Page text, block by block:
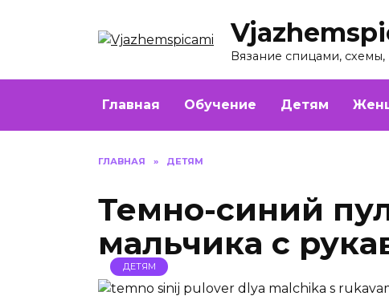
Вязание спицами,
Главная Обучение Детям
ГЛАВНАЯ » ДЕТЯМ
Темно-синий
мальчика с
ДЕТЯМ